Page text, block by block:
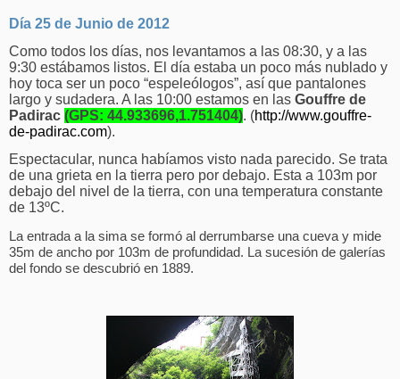
Día 25 de Junio de 2012
Como todos los días, nos levantamos a las 08:30, y a las
9:30 estábamos listos. El día estaba un poco más nublado y
hoy toca ser un poco “espeleólogos”, así que pantalones
largo y sudadera. A las 10:00 estamos en las Gouffre de
Padirac (GPS: 44.933696,1.751404). (http://www.gouffre-
de-padirac.com).
Espectacular, nunca habíamos visto nada parecido. Se trata
de una grieta en la tierra pero por debajo. Esta a 103m por
debajo del nivel de la tierra, con una temperatura constante
de 13ºC.
La entrada a la sima se formó al derrumbarse una cueva y mide
35m de ancho por 103m de profundidad. La sucesión de galerías
del fondo se descubrió en 1889.